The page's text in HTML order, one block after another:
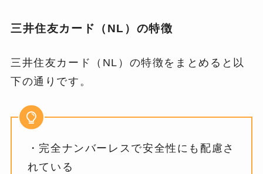
三井住友カード（NL）の特徴
三井住友カード（NL）の特徴をまとめると以
下の通りです。
・完全ナンバーレスで安全性にも配慮さ
れている